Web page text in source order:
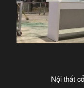
Nội thất